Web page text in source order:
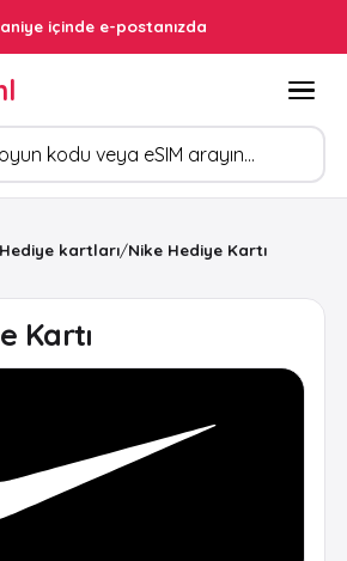
içinde e-postanızda
kartları/Nike Hediye Kartı
Kartı